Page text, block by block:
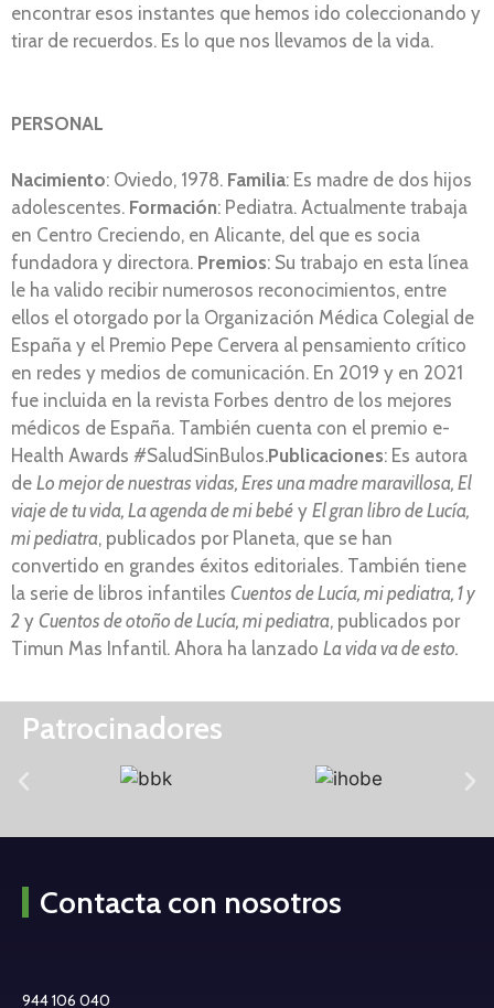
encontrar esos instantes que hemos ido coleccionando y
tirar de recuerdos. Es lo que nos llevamos de la vida.
PERSONAL
Nacimiento: Oviedo, 1978. Familia: Es madre de dos hijos
adolescentes. Formación: Pediatra. Actualmente trabaja
en Centro Creciendo, en Alicante, del que es socia
fundadora y directora. Premios: Su trabajo en esta línea
le ha valido recibir numerosos reconocimientos, entre
ellos el otorgado por la Organización Médica Colegial de
España y el Premio Pepe Cervera al pensamiento crítico
en redes y medios de comunicación. En 2019 y en 2021
fue incluida en la revista Forbes dentro de los mejores
médicos de España. También cuenta con el premio e-
Health Awards #SaludSinBulos.Publicaciones: Es autora
de Lo mejor de nuestras vidas, Eres una madre maravillosa, El
viaje de tu vida, La agenda de mi bebé y El gran libro de Lucía,
mi pediatra, publicados por Planeta, que se han
convertido en grandes éxitos editoriales. También tiene
la serie de libros infantiles Cuentos de Lucía, mi pediatra, 1 y
2 y Cuentos de otoño de Lucía, mi pediatra, publicados por
Timun Mas Infantil. Ahora ha lanzado La vida va de esto.
Patrocinadores
Contacta con nosotros
944 106 040